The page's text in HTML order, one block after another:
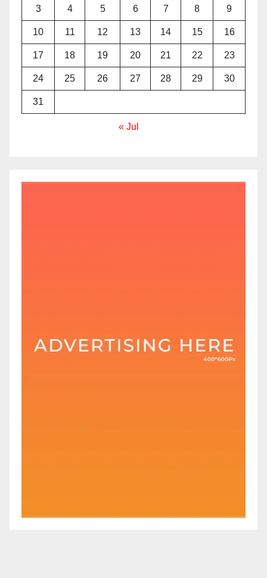
3 4 5 6 7 8 9
10 11 12 13 14 15 16
17 18 19 20 21 22 23
24 25 26 27 28 29 30
31
« Jul